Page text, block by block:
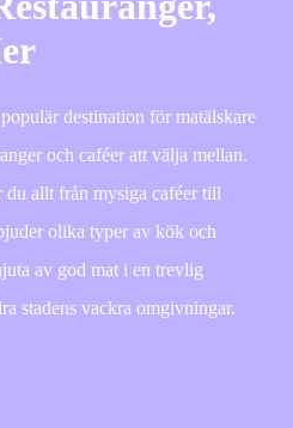
destination för matälskare
och caféer att välja mellan.
du allt från mysiga caféer till
olika typer av kök och
av god mat i en trevlig
stadens vackra omgivningar.